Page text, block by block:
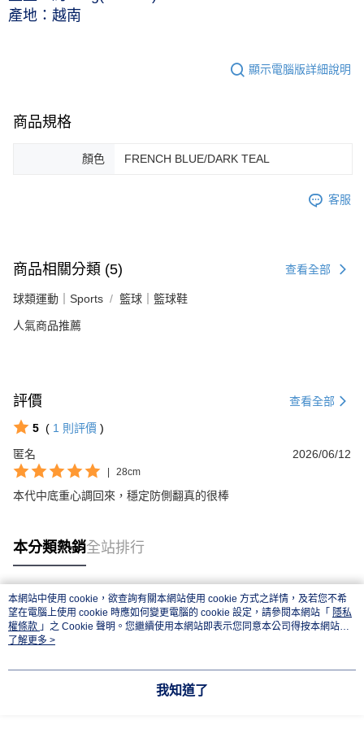
產地：越南
顯示電腦版詳細說明
商品規格
顏色 FRENCH BLUE/DARK TEAL
客服
商品相關分類 (5) 查看全部
球類運動｜Sports 籃球｜籃球鞋
人氣商品推薦
評價 查看全部
5 ( 1 則評價 )
匿名
2026/06/12
| 28cm
本代中底重心調回來，穩定防側翻真的很棒
本分類熱銷全站排行
熱門標籤
本網站中使用 cookie，欲查詢有關本網站使用 cookie 方式之詳情，及若您不希
望在電腦上使用 cookie 時應如何變更電腦的 cookie 設定，請參閱本網站「 隱私
權條款 」之 Cookie 聲明。您繼續使用本網站即表示您同意本公司得按本網站使
用條款之 Cookie 聲明使用 cookie。
了解更多 >
我知道了